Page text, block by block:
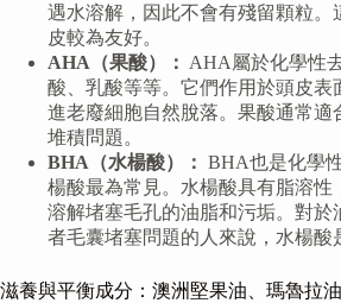
遇水溶解，因此不會有殘留顆粒。
皮較為友好。
AHA（果酸）： AHA屬於化學性
酸、乳酸等等。它們作用於頭皮表
進老廢細胞自然脫落。果酸通常適
堆積問題。
BHA（水楊酸）： BHA也是化學
楊酸最為常見。水楊酸具有脂溶性
溶解堵塞毛孔的油脂和污垢。對於
者毛囊堵塞問題的人來說，水楊酸
滋養與平衡成分：澳洲堅果油、瑪魯拉